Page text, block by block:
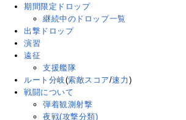
期間限定ドロップ
継続中のドロップ一覧
出撃ドロップ
演習
遠征
支援艦隊
ルート分岐(索敵スコア/速力 )
戦闘について
弾着観測射撃
夜戦(攻撃分類)